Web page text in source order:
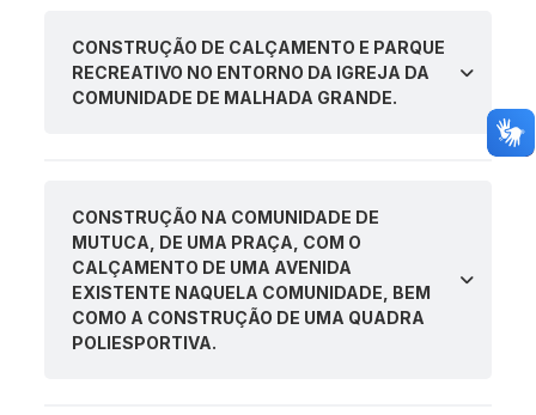
CONSTRUÇÃO DE CALÇAMENTO E PARQUE
RECREATIVO NO ENTORNO DA IGREJA DA
COMUNIDADE DE MALHADA GRANDE.
CONSTRUÇÃO NA COMUNIDADE DE
MUTUCA, DE UMA PRAÇA, COM O
CALÇAMENTO DE UMA AVENIDA
EXISTENTE NAQUELA COMUNIDADE, BEM
COMO A CONSTRUÇÃO DE UMA QUADRA
POLIESPORTIVA.